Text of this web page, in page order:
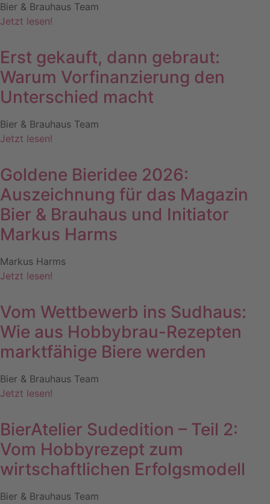
Bier & Brauhaus Team
Jetzt lesen!
Erst gekauft, dann gebraut:
Warum Vorfinanzierung den
Unterschied macht
Bier & Brauhaus Team
Jetzt lesen!
Goldene Bieridee 2026:
Auszeichnung für das Magazin
Bier & Brauhaus und Initiator
Markus Harms
Markus Harms
Jetzt lesen!
Vom Wettbewerb ins Sudhaus:
Wie aus Hobbybrau-Rezepten
marktfähige Biere werden
Bier & Brauhaus Team
Jetzt lesen!
BierAtelier Sudedition – Teil 2:
Vom Hobbyrezept zum
wirtschaftlichen Erfolgsmodell
Bier & Brauhaus Team